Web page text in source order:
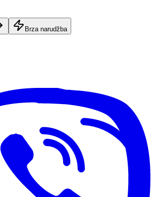
Brza narudžba